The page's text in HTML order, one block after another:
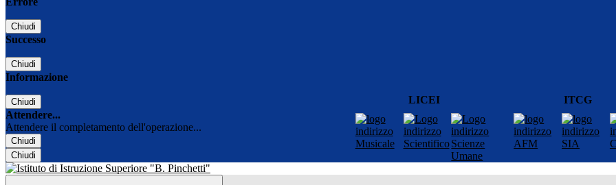
Chiudi
Successo
Chiudi
Informazione
Chiudi
Attendere...
Attendere il completamento dell'operazione...
Chiudi
Chiudi
LICEI ITCG